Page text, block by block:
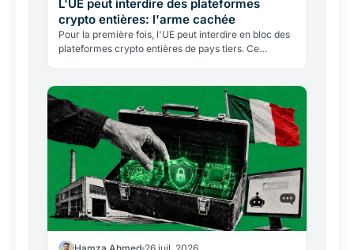
L'UE peut interdire des plateformes
crypto entières: l'arme cachée
Pour la première fois, l'UE peut interdire en bloc des
plateformes crypto entières de pays tiers. Ce